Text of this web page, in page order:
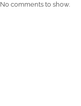
No comments to show.